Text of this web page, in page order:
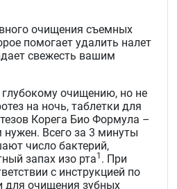
очищения съемных
помогает удалить налет
свежесть вашим
очищению, но не
на ночь, таблетки для
Корега Био Формула –
Всего за 3 минуты
число бактерий,
запах изо рта1 . При
с инструкцией по
для очищения зубных